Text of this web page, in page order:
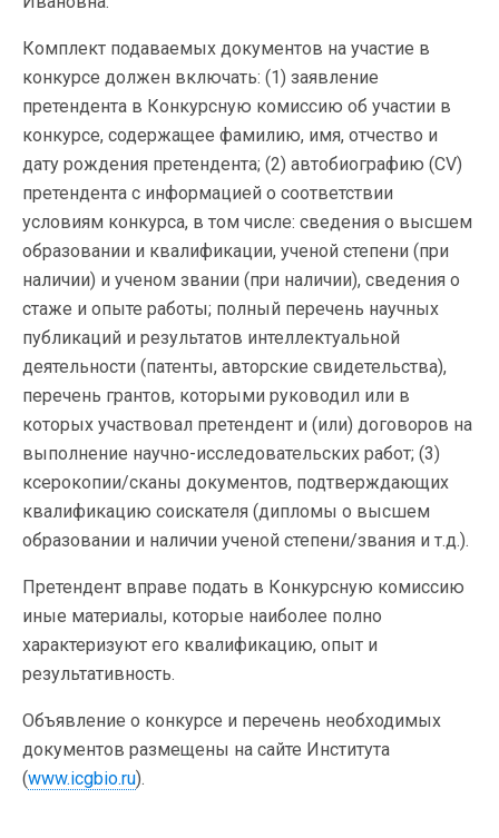
Комплект подаваемых документов на участие в
конкурсе должен включать: (1) заявление
претендента в Конкурсную комиссию об участии в
конкурсе, содержащее фамилию, имя, отчество и
дату рождения претендента; (2) автобиографию (CV)
претендента с информацией о соответствии
условиям конкурса, в том числе: сведения о высшем
образовании и квалификации, ученой степени (при
наличии) и ученом звании (при наличии), сведения о
стаже и опыте работы; полный перечень научных
публикаций и результатов интеллектуальной
деятельности (патенты, авторские свидетельства),
перечень грантов, которыми руководил или в
которых участвовал претендент и (или) договоров на
выполнение научно-исследовательских работ; (3)
ксерокопии/сканы документов, подтверждающих
квалификацию соискателя (дипломы о высшем
образовании и наличии ученой степени/звания и т.д.).
Претендент вправе подать в Конкурсную комиссию
иные материалы, которые наиболее полно
характеризуют его квалификацию, опыт и
результативность.
Объявление о конкурсе и перечень необходимых
документов размещены на сайте Института
(www.icgbio.ru).